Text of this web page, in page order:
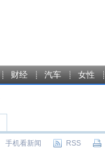
财经 汽车 女性
手机看新闻 RSS